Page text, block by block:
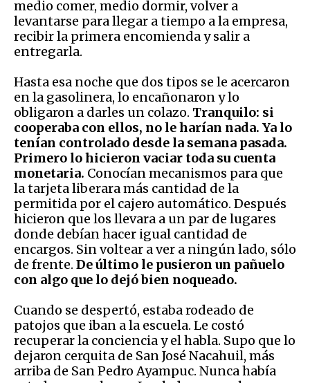
medio comer, medio dormir, volver a
levantarse para llegar a tiempo a la empresa,
recibir la primera encomienda y salir a
entregarla.
Hasta esa noche que dos tipos se le acercaron
en la gasolinera, lo encañonaron y lo
obligaron a darles un colazo. Tranquilo: si
cooperaba con ellos, no le harían nada. Ya lo
tenían controlado desde la semana pasada.
Primero lo hicieron vaciar toda su cuenta
monetaria. Conocían mecanismos para que
la tarjeta liberara más cantidad de la
permitida por el cajero automático. Después
hicieron que los llevara a un par de lugares
donde debían hacer igual cantidad de
encargos. Sin voltear a ver a ningún lado, sólo
de frente. De último le pusieron un pañuelo
con algo que lo dejó bien noqueado.
Cuando se despertó, estaba rodeado de
patojos que iban a la escuela. Le costó
recuperar la conciencia y el habla. Supo que lo
dejaron cerquita de San José Nacahuil, más
arriba de San Pedro Ayampuc. Nunca había